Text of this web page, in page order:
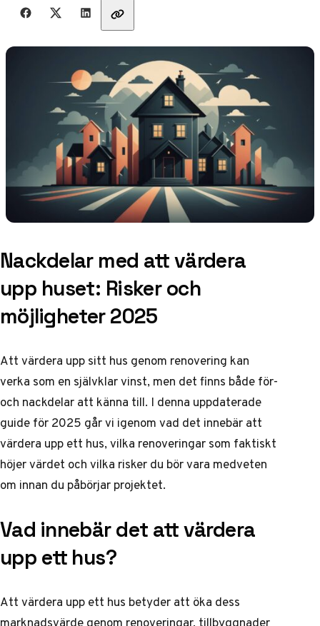
Dela med vänner
Nackdelar med att värdera
upp huset: Risker och
möjligheter 2025
Att värdera upp sitt hus genom renovering kan
verka som en självklar vinst, men det finns både för-
och nackdelar att känna till. I denna uppdaterade
guide för 2025 går vi igenom vad det innebär att
värdera upp ett hus, vilka renoveringar som faktiskt
höjer värdet och vilka risker du bör vara medveten
om innan du påbörjar projektet.
Vad innebär det att värdera
upp ett hus?
Att värdera upp ett hus betyder att öka dess